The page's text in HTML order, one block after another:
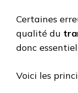
Certaines
qualité du
donc
Voici les